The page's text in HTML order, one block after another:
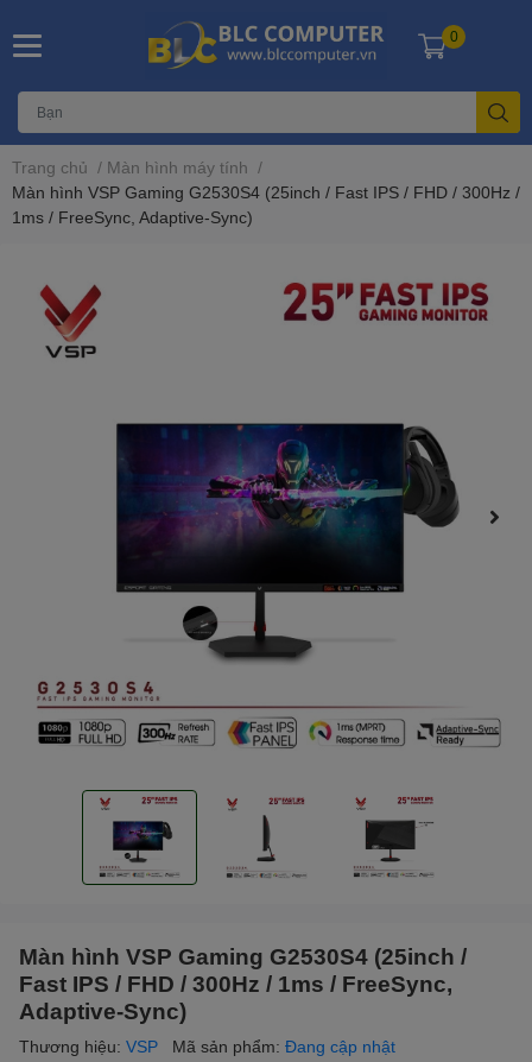
0
Trang chủ / Màn hình máy tính /
Màn hình VSP Gaming G2530S4 (25inch / Fast IPS / FHD / 300Hz /
1ms / FreeSync, Adaptive-Sync)
Màn hình VSP Gaming G2530S4 (25inch /
Fast IPS / FHD / 300Hz / 1ms / FreeSync,
Adaptive-Sync)
Thương hiệu: VSP Mã sản phẩm: Đang cập nhật